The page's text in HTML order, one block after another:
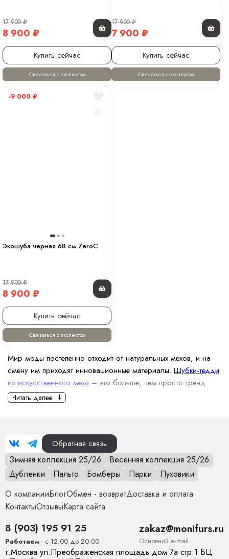
17 900₽
8 900 ₽
Купить сейчас
Связаться с экспертом
17 900₽
7 900 ₽
Купить сейчас
Связаться с экспертом
-9 000 ₽
Экошуба черная 68 см ZeroC
17 900₽
8 900 ₽
Купить сейчас
Связаться с экспертом
Мир моды постепенно отходит от натуральных мехов, и на
смену им приходят инновационные материалы. Шубки-тедди
из искусственного меха – это больше, чем просто тренд.
Это философия современности, где стиль, комфорт,
шубы тедди?
Определите свой стиль. Мечтаете о лаконичном образе
для городских прогулок? Обратите внимание на короткие
из искусственного меха в нейтральных цветах — бежевом,
молочном или сером. А если вы хотите выделиться из
толпы, выбирайте длинные яркие модели в насыщенных
оттенках розового, синего или изумрудного.
Играйте с формой, а также длиной. Они подходят для
активных девушек: они удобны, не стесняют движений,
отлично сочетаются с джинсами, а также ботинками.
Читать далее
Обратная связь
Зимняя коллекция 25/26
Весенняя коллекция 25/26
Дубленки
Пальто Бомберы Парки
Пуховики
О компанииБлогОбмен - возвратДоставка и оплата
КонтактыОтзывыКарта сайта
8 (903) 195 91 25
Работаем - с 12:00 до 20:00
zakaz@monifurs.ru
Основной е-mail
г.Москва ул.Преображенская площадь дом 7а стр.1 БЦ